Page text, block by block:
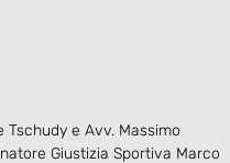
e Avv. Massimo
Giustizia Sportiva Marco